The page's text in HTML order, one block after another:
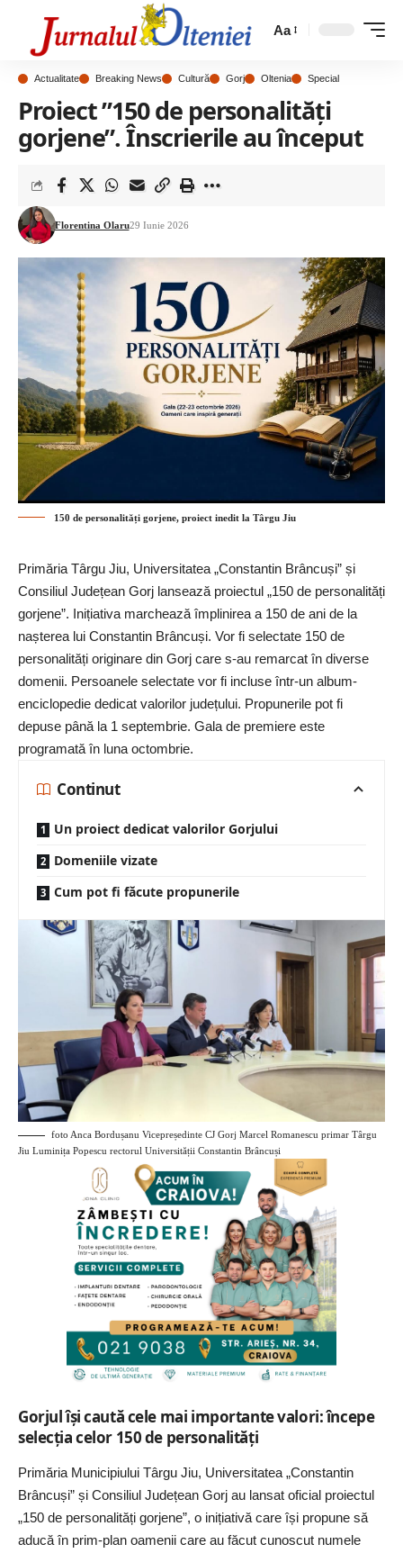
Aa
Actualitate Breaking News Cultură Gorj Oltenia Special
Proiect ”150 de personalități
gorjene”. Înscrierile au început
Florentina Olaru29 Iunie 2026
150 de personalități gorjene, proiect inedit la Târgu Jiu
Primăria Târgu Jiu, Universitatea „Constantin Brâncuși” și
Consiliul Județean Gorj lansează proiectul „150 de personalități
gorjene”. Inițiativa marchează împlinirea a 150 de ani de la
nașterea lui Constantin Brâncuși. Vor fi selectate 150 de
personalități originare din Gorj care s-au remarcat în diverse
domenii. Persoanele selectate vor fi incluse într-un album-
enciclopedie dedicat valorilor județului. Propunerile pot fi
depuse până la 1 septembrie. Gala de premiere este
programată în luna octombrie.
Continut
Un proiect dedicat valorilor Gorjului
Domeniile vizate
Cum pot fi făcute propunerile
foto Anca Bordușanu Vicepreședinte CJ Gorj Marcel Romanescu primar Târgu
Jiu Luminița Popescu rectorul Universității Constantin Brâncuși
Gorjul își caută cele mai importante valori: începe
selecția celor 150 de personalități
Primăria Municipiului Târgu Jiu, Universitatea „Constantin
Brâncuși” și Consiliul Județean Gorj au lansat oficial proiectul
„150 de personalități gorjene”, o inițiativă care își propune să
aducă în prim-plan oamenii care au făcut cunoscut numele